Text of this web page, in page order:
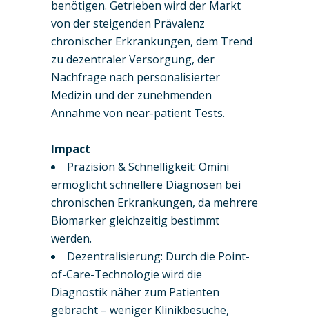
benötigen. Getrieben wird der Markt
von der steigenden Prävalenz
chronischer Erkrankungen, dem Trend
zu dezentraler Versorgung, der
Nachfrage nach personalisierter
Medizin und der zunehmenden
Annahme von near-patient Tests.
Impact
Präzision & Schnelligkeit: Omini
ermöglicht schnellere Diagnosen bei
chronischen Erkrankungen, da mehrere
Biomarker gleichzeitig bestimmt
werden.
Dezentralisierung: Durch die Point-
of-Care-Technologie wird die
Diagnostik näher zum Patienten
gebracht – weniger Klinikbesuche,